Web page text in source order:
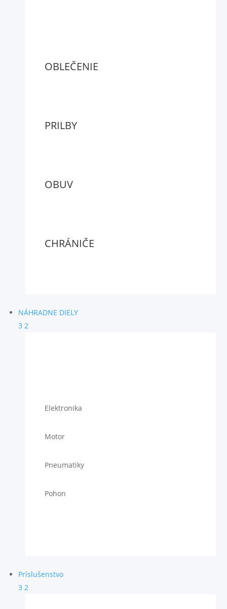
OBLEČENIE
PRILBY
OBUV
CHRÁNIČE
NÁHRADNE DIELY
3 2
Elektronika
Motor
Pneumatiky
Pohon
Príslušenstvo
3 2